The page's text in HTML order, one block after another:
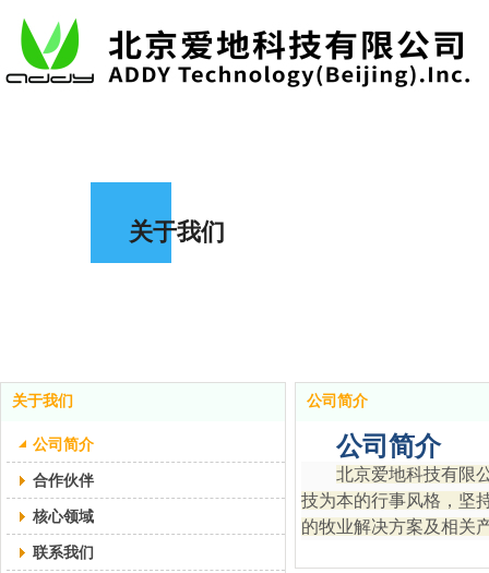
关于我们
关于我们
公司简介
合作伙伴
核心领域
联系我们
公司简介
公司简介
北京爱地科技有限
技为本的行事风格，坚
的牧业解决方案及相关